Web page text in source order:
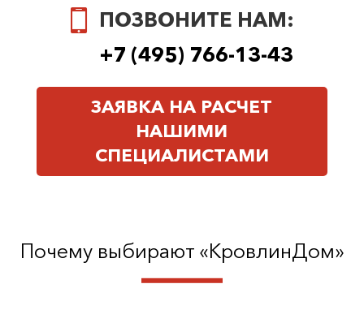
ПОЗВОНИТЕ НАМ:
+7 (495) 766-13-43
ЗАЯВКА НА РАСЧЕТ
НАШИМИ
СПЕЦИАЛИСТАМИ
Почему выбирают «КровлинДом»